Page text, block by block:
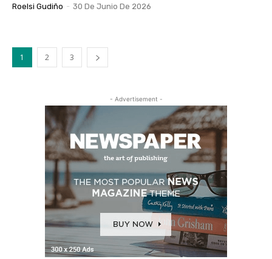
Roelsi Gudiño - 30 De Junio De 2026
1 2 3
- Advertisement -